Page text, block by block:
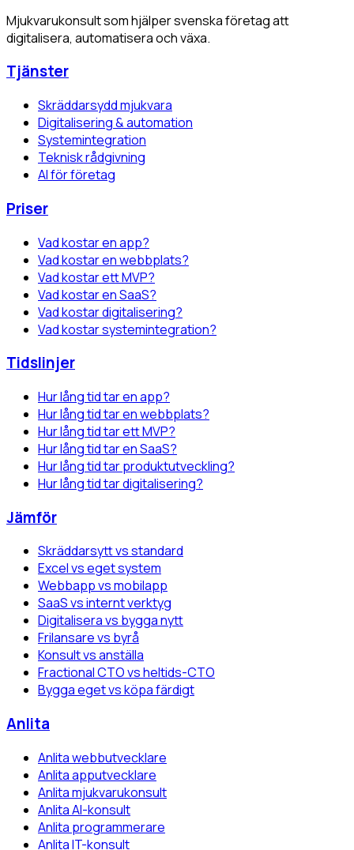
Mjukvarukonsult som hjälper svenska företag att
digitalisera, automatisera och växa.
Tjänster
Skräddarsydd mjukvara
Digitalisering & automation
Systemintegration
Teknisk rådgivning
AI för företag
Priser
Vad kostar en app?
Vad kostar en webbplats?
Vad kostar ett MVP?
Vad kostar en SaaS?
Vad kostar digitalisering?
Vad kostar systemintegration?
Tidslinjer
Hur lång tid tar en app?
Hur lång tid tar en webbplats?
Hur lång tid tar ett MVP?
Hur lång tid tar en SaaS?
Hur lång tid tar produktutveckling?
Hur lång tid tar digitalisering?
Jämför
Skräddarsytt vs standard
Excel vs eget system
Webbapp vs mobilapp
SaaS vs internt verktyg
Digitalisera vs bygga nytt
Frilansare vs byrå
Konsult vs anställa
Fractional CTO vs heltids-CTO
Bygga eget vs köpa färdigt
Anlita
Anlita webbutvecklare
Anlita apputvecklare
Anlita mjukvarukonsult
Anlita AI-konsult
Anlita programmerare
Anlita IT-konsult